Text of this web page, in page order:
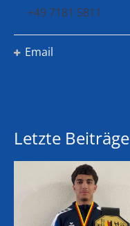
+49 7181 5811
Email
Letzte Beiträge